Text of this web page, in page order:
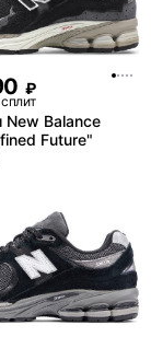
₽
New Balance
Future"